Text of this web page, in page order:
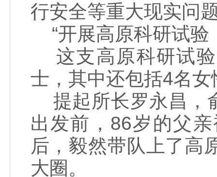
行安全等重大现实问
“开展高原科研试验
这支高原科研试验
士，其中还包括4名女
提起所长罗永昌，
出发前，86岁的父
后，毅然带队上了高
大圈。